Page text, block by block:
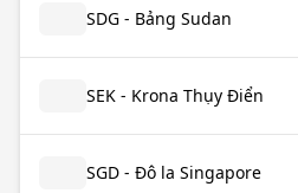
SDG - Bảng Sudan
SEK - Krona Thụy Điển
SGD - Đô la Singapore